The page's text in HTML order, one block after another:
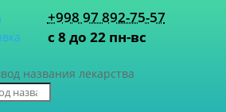
+998 97 892-75-57
с 8 до 22 пн-вс
названия лекарства